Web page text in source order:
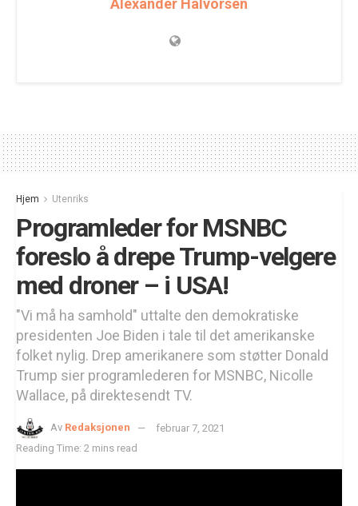
Hjem Utenriks
Programleder for MSNBC
foreslo å drepe Trump-velgere
med droner – i USA!
"Vi må ha samhold" uttalte den demokratiske
presidenten Joe Biden i tale til det amerikanske
folket nylig. Drep amerikanere som støtter Donald
Trump sier programlederen for MSNBC, Nicolle
Wallace, på direktesendt TV.
Av Redaksjonen
februar 7, 2021
Reading Time: 2 mins read